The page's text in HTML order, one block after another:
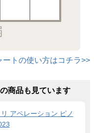
ートの使い方はコチラ>>
商品も見ています
アペレーション ピノ